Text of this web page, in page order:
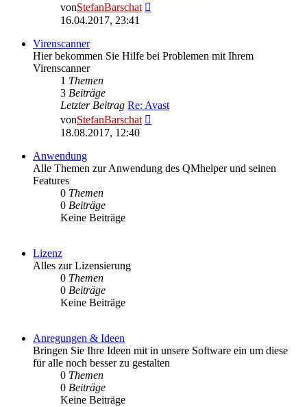
vonStefanBarschat
16.04.2017, 23:41
Virenscanner
Hier bekommen Sie Hilfe bei Problemen mit Ihrem
Virenscanner
1 Themen
3 Beiträge
Letzter Beitrag Re: Avast
vonStefanBarschat
18.08.2017, 12:40
Anwendung
Alle Themen zur Anwendung des QMhelper und seinen
Features
0 Themen
0 Beiträge
Keine Beiträge
Lizenz
Alles zur Lizensierung
0 Themen
0 Beiträge
Keine Beiträge
Anregungen & Ideen
Bringen Sie Ihre Ideen mit in unsere Software ein um diese
für alle noch besser zu gestalten
0 Themen
0 Beiträge
Keine Beiträge